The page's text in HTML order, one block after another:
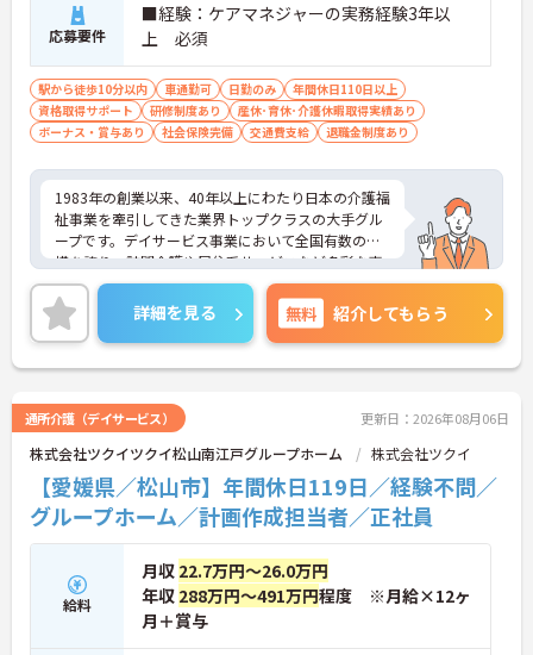
【主任ケアマネ複数名在籍！手厚いフォロー体制で
業務に不安がある方も安心です】
・困難事例があった際も主任ケアマネジャーと情報
共有やケース検討ができ必要に応じて同行訪問など
のサポートを受けられます
・一人ひとりの仕事量や状況に合わせて管理者が新
規の受け入れを調整するため業務過多にならず無理
なく働けます
・公的資格取得・自己啓発支援制度が整っており働
きながら主任ケアマネジャーとしてのさらなるスキ
ルアップを目指せます
充実した待遇や福利厚生が魅力です】
・実績最大185万円の賞与やプラン数手当、特定事
業所加算手当など日々の頑張りがしっかりと給与に
助などが受けられる独自の福利厚生制度ツクイPLUS
を完備しています
・社内規定の範囲内で髪色や髪型をはじめネイルや
自分らしく働けます
応募要件
■経験：ケアマネジャーの実務経験3年以
上 必須
駅から徒歩10分以内 車通勤可 日勤のみ
年間休日110日以上
資格取得サポート
研修制度あり
産休･育休･介護休暇取得実績あり
ボーナス・賞与あり
社会保険完備 交通費支給 退職金制度あり
1983年の創業以来、40年以上にわたり日本の介護福
祉事業を牽引してきた業界トップクラスの大手グル
ープです。デイサービス事業において全国有数の規
模を誇り、訪問介護や居住系サービスなど多彩な事
業を展開することで、地域のあらゆるニーズにワン
ストップで応える体制を確立しています。ダイバー
シティ経営を積極的に推進し、多様な人材が能力を
発揮できる職場環境の構築に注力している点も大き
な特色です。また、大規模災害を見据えたBCP（事
ンの運用など、お客様と従業員の双方を守るリスク
マネジメントも徹底されています。今後は、ご家族
がオンラインで情報を確認できるシステムや、AIを
活用した相談サービスの導入など、IT技術を積極的
に取り入れ、在宅生活の質の向上と従業員の業務効
率化を両立する次世代型の介護サービスを追求して
いく方針です。安定した事業基盤と革新への意欲を
併せ持つ、長期的なキャリア形成に最適な法人で
す。
★おすすめPOINT★
【土日休み×残業月平均3時間！ワークライフバラ
詳細を見る 無料 紹介してもらう
通所介護（デイサービス） 更新日：2026年08月06日
株式会社ツクイツクイ松山南江戸グループホーム 株式会社ツクイ
【愛媛県／松山市】年間休日119日／経験不問／
グループホーム／計画作成担当者／正社員
給料
月収 22.7万円～26.0万円
年収 288万円～491万円程度 ※月給×12ヶ
月＋賞与